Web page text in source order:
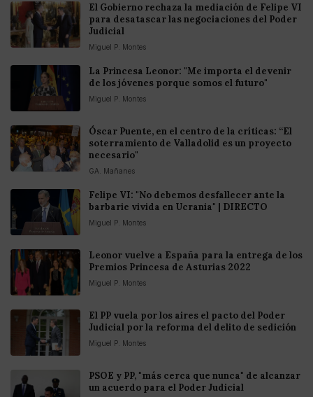
El Gobierno rechaza la mediación de Felipe VI
para desatascar las negociaciones del Poder
Judicial
Miguel P. Montes
La Princesa Leonor: "Me importa el devenir
de los jóvenes porque somos el futuro"
Miguel P. Montes
Óscar Puente, en el centro de la críticas: “El
soterramiento de Valladolid es un proyecto
necesario"
GA. Mañanes
Felipe VI: "No debemos desfallecer ante la
barbarie vivida en Ucrania" | DIRECTO
Miguel P. Montes
Leonor vuelve a España para la entrega de los
Premios Princesa de Asturias 2022
Miguel P. Montes
El PP vuela por los aires el pacto del Poder
Judicial por la reforma del delito de sedición
Miguel P. Montes
PSOE y PP, "más cerca que nunca" de alcanzar
un acuerdo para el Poder Judicial